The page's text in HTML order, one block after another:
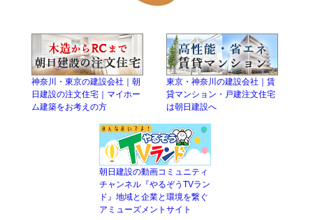
神奈川・東京の建設会社｜朝
日建設の注文住宅｜マイホー
ム建築をお考えの方
東京・神奈川の建設会社｜賃
貸マンション・戸建注文住宅
は朝日建設へ
朝日建設の動画コミュニティ
チャンネル『やるぞうTVラン
ド』地域と企業と環境を繋ぐ
アミューズメントサイト